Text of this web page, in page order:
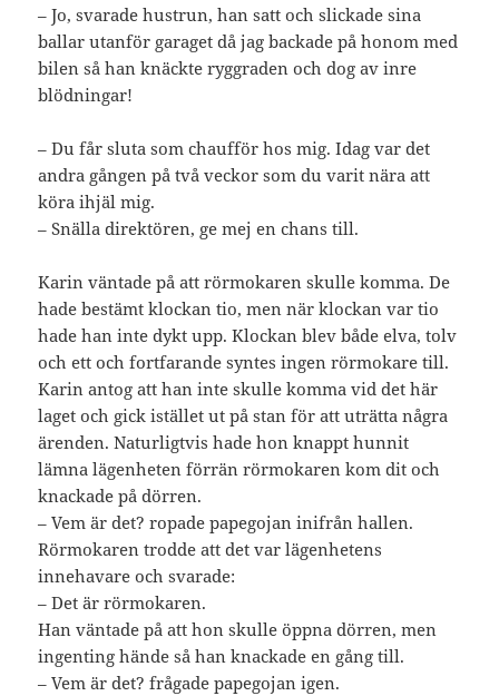
– Jo, svarade hustrun, han satt och slickade sina
ballar utanför garaget då jag backade på honom med
bilen så han knäckte ryggraden och dog av inre
blödningar!
– Du får sluta som chaufför hos mig. Idag var det
andra gången på två veckor som du varit nära att
köra ihjäl mig.
– Snälla direktören, ge mej en chans till.
Karin väntade på att rörmokaren skulle komma. De
hade bestämt klockan tio, men när klockan var tio
hade han inte dykt upp. Klockan blev både elva, tolv
och ett och fortfarande syntes ingen rörmokare till.
Karin antog att han inte skulle komma vid det här
laget och gick istället ut på stan för att uträtta några
ärenden. Naturligtvis hade hon knappt hunnit
lämna lägenheten förrän rörmokaren kom dit och
knackade på dörren.
– Vem är det? ropade papegojan inifrån hallen.
Rörmokaren trodde att det var lägenhetens
innehavare och svarade:
– Det är rörmokaren.
Han väntade på att hon skulle öppna dörren, men
ingenting hände så han knackade en gång till.
– Vem är det? frågade papegojan igen.